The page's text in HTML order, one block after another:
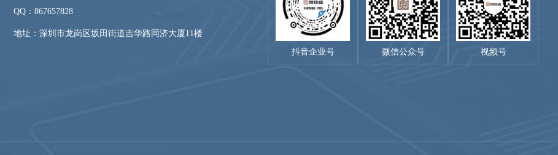
QQ： 867657828
地址：深圳市龙岗区坂田街道吉华路同济大厦11楼
抖音企业号 微信公众号 视频号